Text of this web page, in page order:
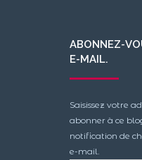
ABONNEZ-
E-MAIL.
Saisissez votre
abonner à ce
notification de
e-mail.